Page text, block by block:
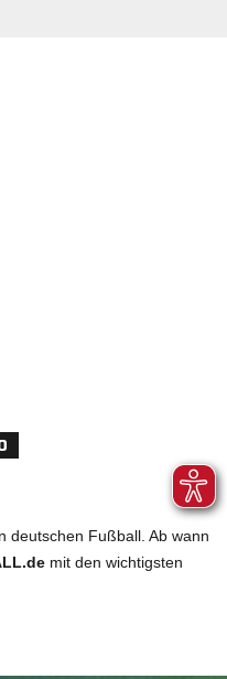
deutschen Fußball. Ab wann
mit den wichtigsten